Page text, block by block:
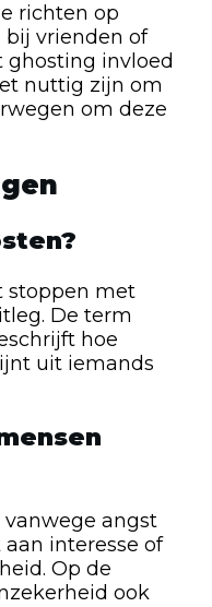
richten op
bij vrienden of
ghosting invloed
nuttig zijn om
om deze
stoppen met
De term
hoe
uit iemands
angst
interesse of
Op de
ook